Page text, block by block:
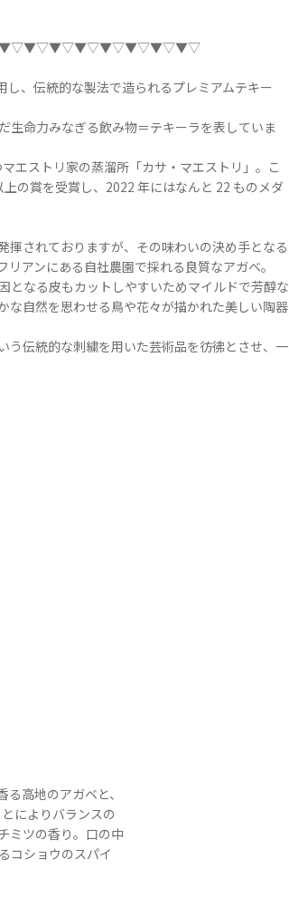
、伝統的な製法で造られるプレミアムテキー
生命力みなぎる飲み物＝テキーラを表していま
エストリ家の蒸溜所「カサ・マエストリ」。こ
の賞を受賞し、2022 年にはなんと 22 ものメダ
されておりますが、その味わいの決め手となる
アンにある自社農園で採れる良質なアガベ。
となる皮もカットしやすいためマイルドで芳醇な
な自然を思わせる鳥や花々が描かれた美しい陶器
う伝統的な刺繍を用いた芸術品を彷彿とさせ、一
高地のアガベと、
によりバランスの
ミツの香り。口の中
コショウのスパイ